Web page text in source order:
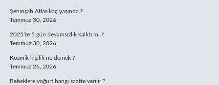
Şehinşah Atlas kaç yaşında ?
Temmuz 30, 2026
2025’te 5 gün devamsızlık kalktı mı ?
Temmuz 30, 2026
Kozmik kişilik ne demek ?
Temmuz 26, 2026
Bebeklere yoğurt hangi saatte verilir ?